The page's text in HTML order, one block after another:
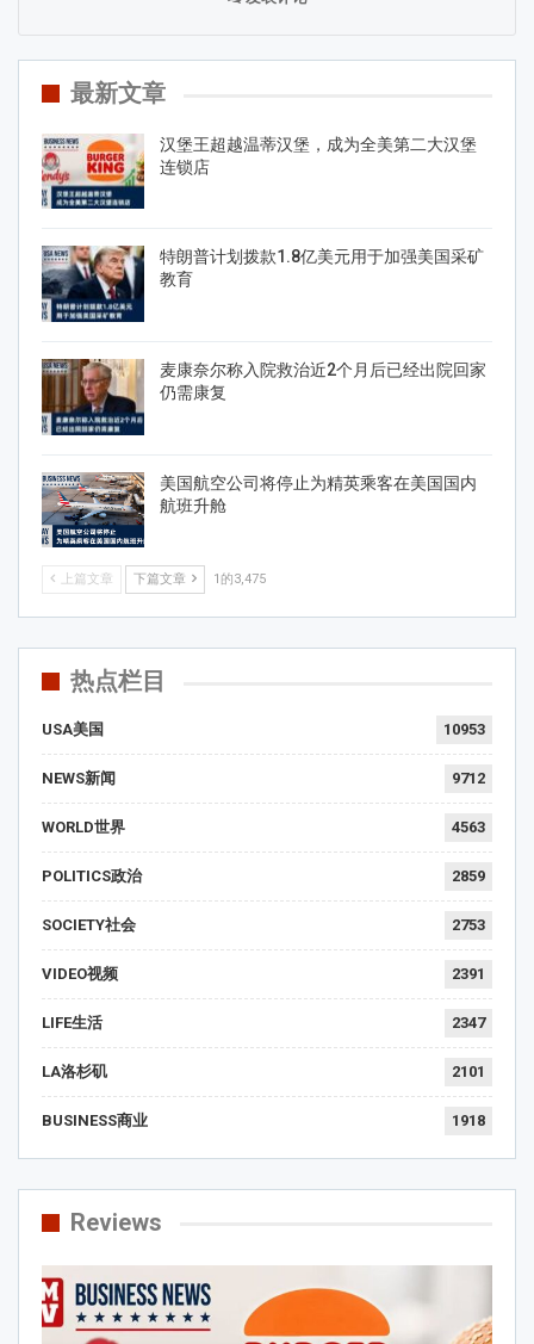
最新文章
汉堡王超越温蒂汉堡，成为全美第二大汉堡
连锁店
特朗普计划拨款1.8亿美元用于加强美国采矿
教育
麦康奈尔称入院救治近2个月后已经出院回家
仍需康复
美国航空公司将停止为精英乘客在美国国内
航班升舱
上篇文章 下篇文章 1的3,475
热点栏目
USA美国 10953
NEWS新闻 9712
WORLD世界 4563
POLITICS政治 2859
SOCIETY社会 2753
VIDEO视频 2391
LIFE生活 2347
LA洛杉矶 2101
BUSINESS商业 1918
Reviews